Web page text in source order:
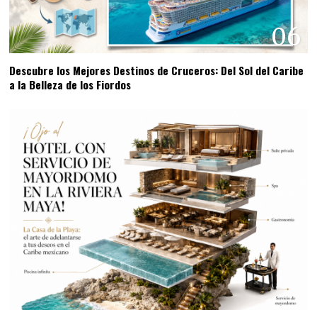
06
Descubre los Mejores Destinos de Cruceros: Del Sol del Caribe
a la Belleza de los Fiordos